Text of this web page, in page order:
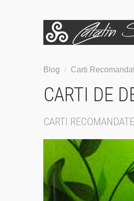
Blog / Carti
CARTI DE
CARTI RECOMANDATE